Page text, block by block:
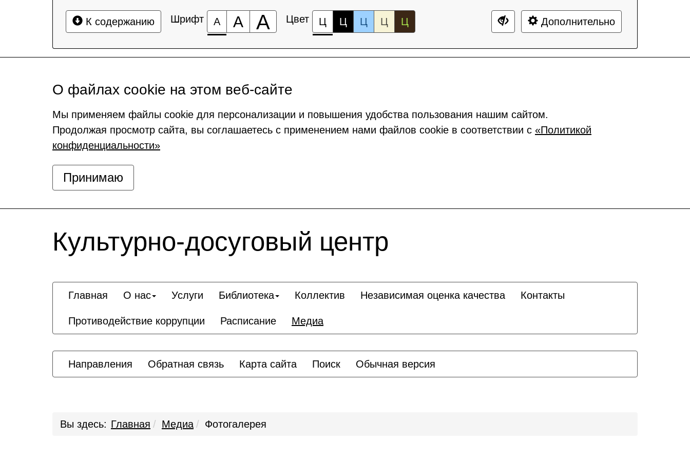
К содержанию Шрифт А А А Цвет Ц Ц Ц Ц Ц Дополнительно
О файлах cookie на этом веб-сайте
Мы применяем файлы cookie для персонализации и повышения удобства пользования нашим сайтом.
Продолжая просмотр сайта, вы соглашаетесь с применением нами файлов cookie в соответствии с «Политикой
конфиденциальности»
Принимаю
Культурно-досуговый центр
Главная О нас Услуги Библиотека Коллектив Независимая оценка качества Контакты
Противодействие коррупции Расписание Медиа
Направления Обратная связь Карта сайта Поиск Обычная версия
Вы здесь: Главная Медиа Фотогалерея